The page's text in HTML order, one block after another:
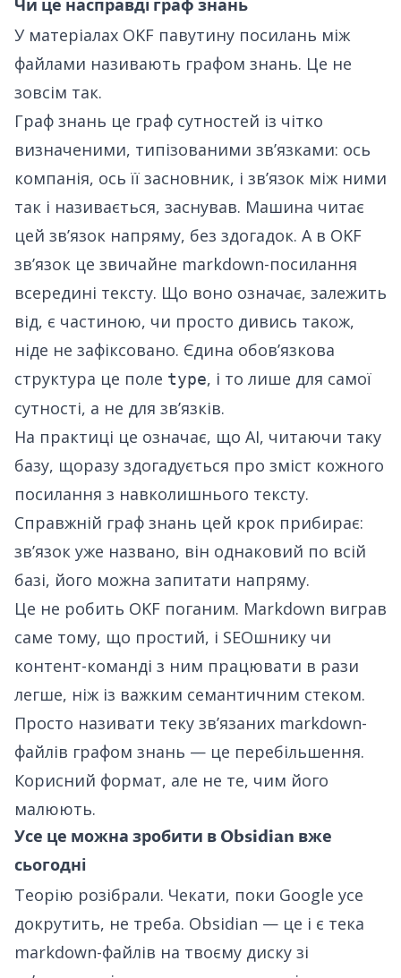
Чи це насправді граф знань
У матеріалах OKF павутину посилань між
файлами називають графом знань. Це не
зовсім так.
Граф знань це граф сутностей із чітко
визначеними, типізованими звʼязками: ось
компанія, ось її засновник, і звʼязок між ними
так і називається, заснував. Машина читає
цей звʼязок напряму, без здогадок. А в OKF
звʼязок це звичайне markdown-посилання
всередині тексту. Що воно означає, залежить
від, є частиною, чи просто дивись також,
ніде не зафіксовано. Єдина обовʼязкова
структура це поле type, і то лише для самої
сутності, а не для звʼязків.
На практиці це означає, що AI, читаючи таку
базу, щоразу здогадується про зміст кожного
посилання з навколишнього тексту.
Справжній граф знань цей крок прибирає:
звʼязок уже названо, він однаковий по всій
базі, його можна запитати напряму.
Це не робить OKF поганим. Markdown виграв
саме тому, що простий, і SEOшнику чи
контент-команді з ним працювати в рази
легше, ніж із важким семантичним стеком.
Просто називати теку звʼязаних markdown-
файлів графом знань — це перебільшення.
Корисний формат, але не те, чим його
малюють.
Усе це можна зробити в Obsidian вже
сьогодні
Теорію розібрали. Чекати, поки Google усе
докрутить, не треба. Obsidian — це і є тека
markdown-файлів на твоєму диску зі